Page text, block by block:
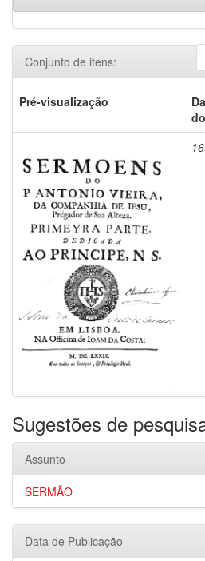
Conjunto de itens:
Pré-visualização
Sugestões de
Assunto
SERMÃO
Data de Publicação